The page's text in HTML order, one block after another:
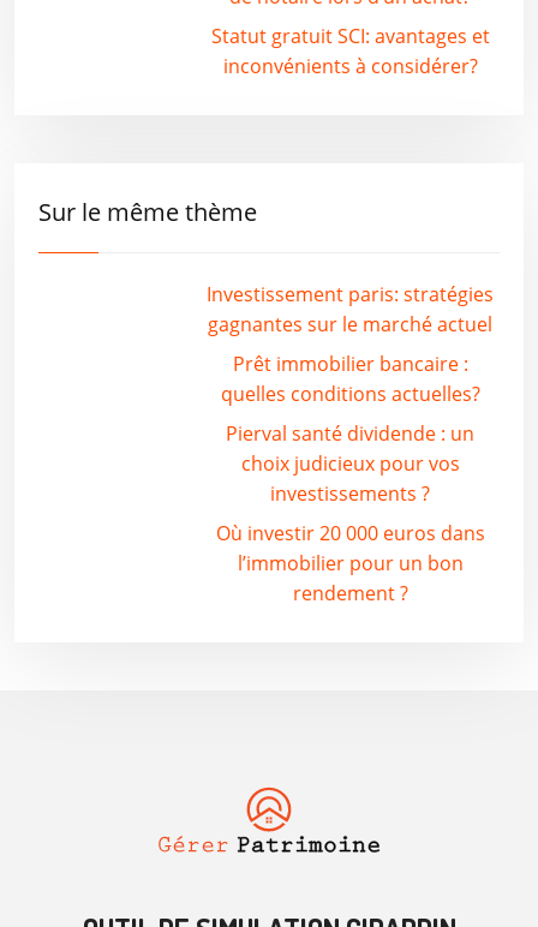
Statut gratuit SCI: avantages et
inconvénients à considérer?
Sur le même thème
Investissement paris: stratégies
gagnantes sur le marché actuel
Prêt immobilier bancaire :
quelles conditions actuelles?
Pierval santé dividende : un
choix judicieux pour vos
investissements ?
Où investir 20 000 euros dans
l’immobilier pour un bon
rendement ?